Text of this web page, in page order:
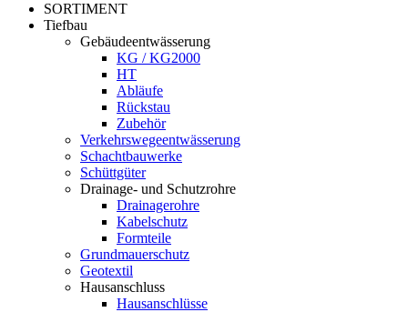
SORTIMENT
Tiefbau
Gebäudeentwässerung
KG / KG2000
HT
Abläufe
Rückstau
Zubehör
Verkehrswegeentwässerung
Schachtbauwerke
Schüttgüter
Drainage- und Schutzrohre
Drainagerohre
Kabelschutz
Formteile
Grundmauerschutz
Geotextil
Hausanschluss
Hausanschlüsse